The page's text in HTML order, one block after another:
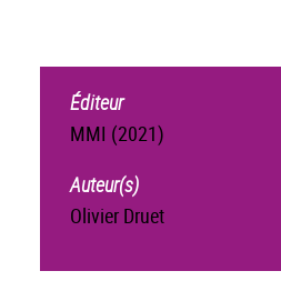
Éditeur
MMI (2021)
Auteur(s)
Olivier Druet